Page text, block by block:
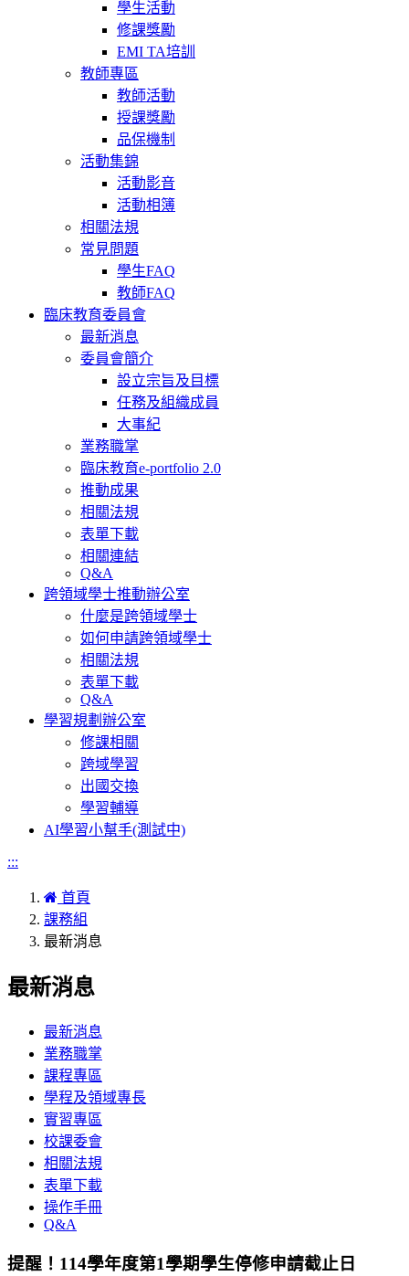
學生活動
修課獎勵
EMI TA培訓
教師專區
教師活動
授課獎勵
品保機制
活動集錦
活動影音
活動相簿
相關法規
常見問題
學生FAQ
教師FAQ
臨床教育委員會
最新消息
委員會簡介
設立宗旨及目標
任務及組織成員
大事紀
業務職掌
臨床教育e-portfolio 2.0
推動成果
相關法規
表單下載
相關連結
Q&A
跨領域學士推動辦公室
什麼是跨領域學士
如何申請跨領域學士
相關法規
表單下載
Q&A
學習規劃辦公室
修課相關
跨域學習
出國交換
學習輔導
AI學習小幫手(測試中)
:::
首頁
課務組
最新消息
最新消息
最新消息
業務職掌
課程專區
學程及領域專長
實習專區
校課委會
相關法規
表單下載
操作手冊
Q&A
提醒！114學年度第1學期學生停修申請截止日